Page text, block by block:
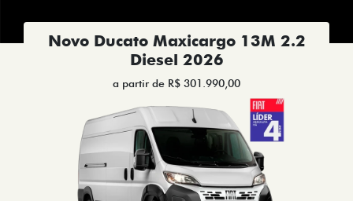
Novo Ducato Maxicargo 13M 2.2
Diesel 2026
a partir de R$ 301.990,00